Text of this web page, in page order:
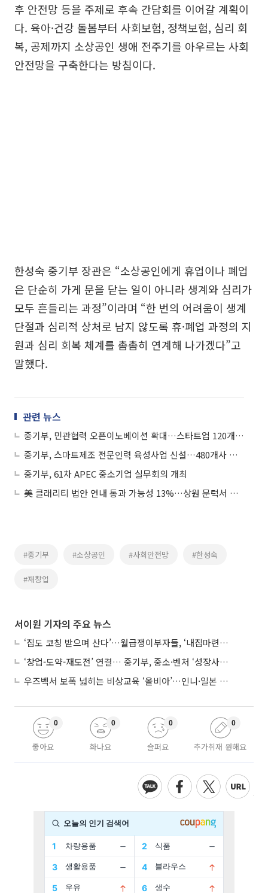
후 안전망 등을 주제로 후속 간담회를 이어갈 계획이
다. 육아·건강 돌봄부터 사회보험, 정책보험, 심리 회
복, 공제까지 소상공인 생애 전주기를 아우르는 사회
안전망을 구축한다는 방침이다.
한성숙 중기부 장관은 “소상공인에게 휴업이나 폐업
은 단순히 가게 문을 닫는 일이 아니라 생계와 심리가
모두 흔들리는 과정”이라며 “한 번의 어려움이 생계
단절과 심리적 상처로 남지 않도록 휴·폐업 과정의 지
원과 심리 회복 체계를 촘촘히 연계해 나가겠다”고
말했다.
관련 뉴스
중기부, 민관협력 오픈이노베이션 확대…스타트업 120개사 지원
중기부, 스마트제조 전문인력 육성사업 신설…480개사 모집
중기부, 61차 APEC 중소기업 실무회의 개최
美 클래리티 법안 연내 통과 가능성 13%…상원 문턱서 제동
#중기부 #소상공인 #사회안전망 #한성숙
#재창업
서이원 기자의 주요 뉴스
‘집도 코칭 받으며 산다’…월급쟁이부자들, ‘내집마련’ 신청 증가세
‘창업-도약-재도전’ 연결… 중기부, 중소·벤처 ‘성장사다리’ 짓는다
우즈벡서 보폭 넓히는 비상교육 ‘올비아’…인니·일본 진출 타진
좋아요
0
화나요
0
슬퍼요
0
추가취재 원해요
0